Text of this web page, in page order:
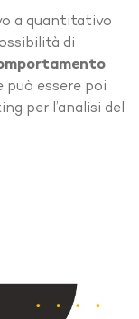
a quantitativo
di
può essere poi
per l’analisi del